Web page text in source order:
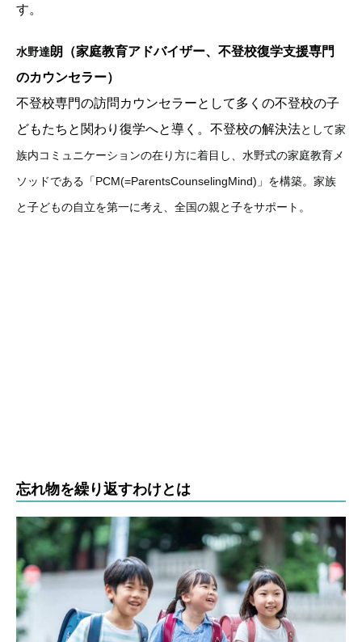
す。
水野達朗（家庭教育アドバイザー、不登校復学支援専門
のカウンセラー）
不登校専門の訪問カウンセラーとして多くの不登校の子
どもたちと関わり復学へと導く。不登校の解決法として家
族内コミュニケーションの在り方に着目し、水野式の家庭教育メ
ソッドである「PCM(=ParentsCounselingMind)」を構築。家族
と子どもの自立を第一に考え、全国の親と子をサポート。
忘れ物を繰り返すわけとは